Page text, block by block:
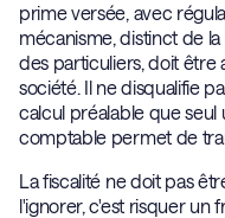
prime versée, avec
mécanisme, distinct de
des particuliers, doit être
société. Il ne disqualifie
calcul préalable que seul
comptable permet de
La fiscalité ne doit pas
l'ignorer, c'est risquer un